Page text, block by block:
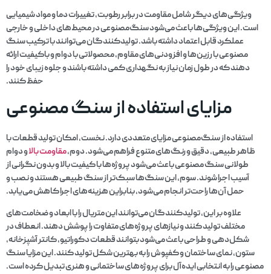
ویژگی‌های دیگر شامل مقاومت در برابر رطوبت، تغییرات دما و مواد شیمیایی
است. این ویژگی‌ها باعث می‌شود سنگ‌مصنوعی در محیط‌های داخلی و خارجی
عملکرد قابل اعتماد داشته باشد. تولیدکنندگان می‌توانند با ترکیب سنگ
مصنوعی با رزین‌ها و افزودنی‌های مقاوم، محصولاتی با دوام و باکیفیت ارائه
دهند که در طول زمان نیاز به نگهداری کمی داشته باشند و جلوه زیبای خود را
حفظ کنند.
مزایای استفاده از سنگ مصنوعی
استفاده از سنگ‌مصنوعی مزایای متعددی دارد. نخست، امکان تولید قطعات با
ظاهر طبیعی، دقیق و رنگ‌های متنوع فراهم می‌شود. دوم،مقاومت بالاو دوام
طولانی سنگ مصنوعی باعث می‌شود پروژه‌ها با کیفیت بالا و بدون نگرانی از
آسیب اجرا شوند. سوم، این سنگ‌ها سبک‌تر از سنگ طبیعی هستند و نصب و
حمل آن‌ها راحت‌تر انجام می‌شود، بنابراین هزینه‌های اجرا کاهش می‌یابد.
علاوه بر این، تولیدکنندگان می‌توانند این متریال را با ابعاد و ضخامت‌های
مختلف تولید کنند و نیازهای پروژه‌های متفاوت را پوشش دهند. انعطاف در
شکل‌دهی و طراحی باعث می‌شود بتوانند قطعات دکوراتیو، کانتر آشپزخانه،
ستون، نمای ساختمان و کفپوش را به بهترین شکل تولید کنند. این مزایا سنگ
مصنوعی را به انتخابی ایده‌آل برای پروژه‌های ساختمانی و هنری تبدیل کرده است.